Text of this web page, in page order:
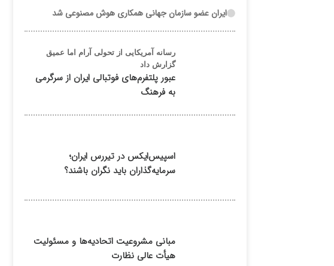
ایران عضو سازمان جهانی همکاری هوش مصنوعی شد
رسانه آمریکایی از تحولی آرام اما عمیق
گزارش داد
عبور پلتفرم‌های فوتبالی ایران از سرگرمی
به فرهنگ
اسپیس‌ایکس در تیررس ایران؛
سرمایه‌گذاران باید نگران باشند؟
مبانی مشروعیت اتحادیه‌ها و مسئولیت
هیأت عالی نظارت